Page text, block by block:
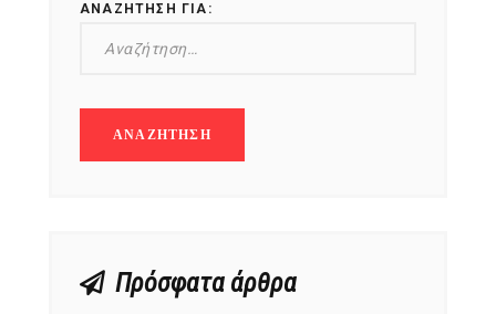
ΑΝΑΖΉΤΗΣΗ ΓΙΑ:
Πρόσφατα άρθρα